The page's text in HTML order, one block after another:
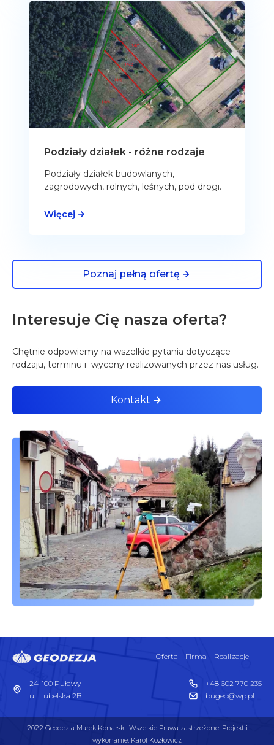
Podziały działek - różne rodzaje
Podziały działek budowlanych,
zagrodowych, rolnych, leśnych, pod drogi.
Więcej
Poznaj pełną ofertę
Interesuje Cię nasza oferta?
Chętnie odpowiemy na wszelkie pytania dotyczące
rodzaju, terminu i wyceny realizowanych przez nas usług.
Kontakt
Oferta Firma Realizacje
24-100 Puławy
ul. Lubelska 2B
+48 602 770 235
bugeo@wp.pl
2022 Geodezja Marek Konarski. Wszelkie Prawa zastrzeżone. Projekt i
wykonanie: Karol Kozłowicz